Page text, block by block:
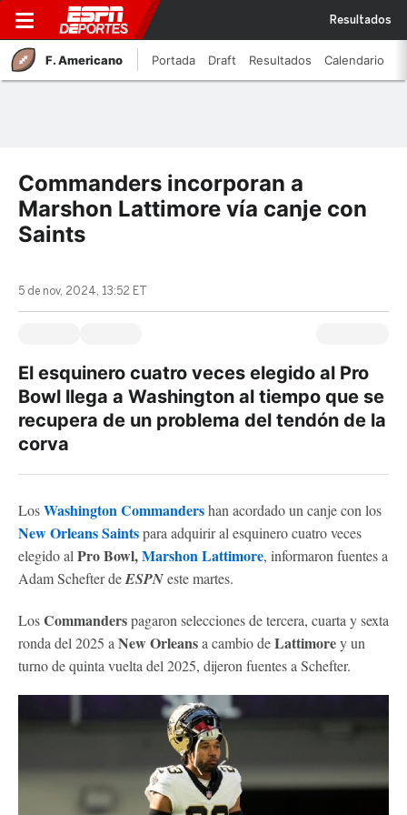
Resultados
F. Americano Portada Draft Resultados Calendario
Commanders incorporan a
Marshon Lattimore vía canje con
Saints
5 de nov, 2024, 13:52 ET
El esquinero cuatro veces elegido al Pro
Bowl llega a Washington al tiempo que se
recupera de un problema del tendón de la
corva
LosWashington Commandershan acordado un canje con los
New Orleans Saintspara adquirir al esquinero cuatro veces
elegido al Pro Bowl,Marshon Lattimore, informaron fuentes a
Adam Schefter deESPNeste martes.
LosCommanderspagaron selecciones de tercera, cuarta y sexta
ronda del 2025 a New Orleansa cambio deLattimorey un
turno de quinta vuelta del 2025, dijeron fuentes a Schefter.